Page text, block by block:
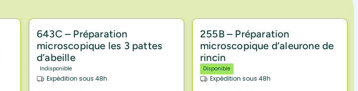
643C – Préparation
microscopique les 3 pattes
d’abeille
Indisponible
Expédition sous 48h
255B – Préparation
microscopique d’aleurone de
rincin
Disponible
Expédition sous 48h